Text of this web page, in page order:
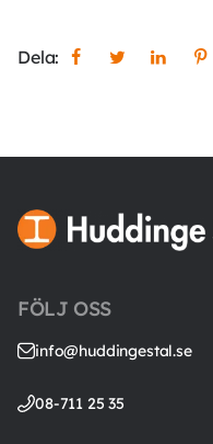
Dela:
FÖLJ OSS
info@huddingestal.se
08-711 25 35